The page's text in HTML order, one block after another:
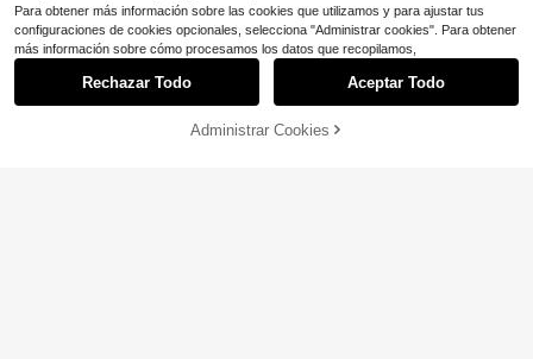
¡11% DE DESCUENTO!
Para obtener más información sobre las cookies que utilizamos y para ajustar tus
configuraciones de cookies opcionales, selecciona "Administrar cookies". Para obtener
más información sobre cómo procesamos los datos que recopilamos,
Rechazar Todo Aceptar Todo
Administrar Cookies